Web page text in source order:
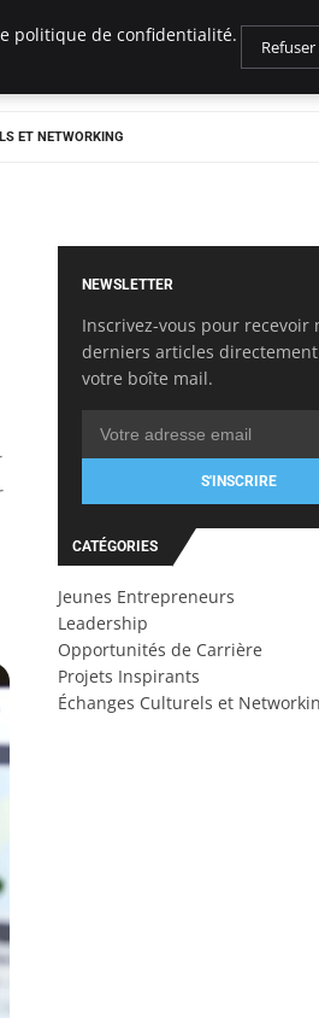
ET NETWORKING
NEWSLETTER
Inscrivez-vous pour recevoir
derniers articles
votre boîte mail.
S'INSCRIRE
CATÉGORIES
Jeunes Entrepreneurs
Leadership
Opportunités de Carrière
Projets Inspirants
Échanges Culturels et
politique de confidentialité.
Refuser